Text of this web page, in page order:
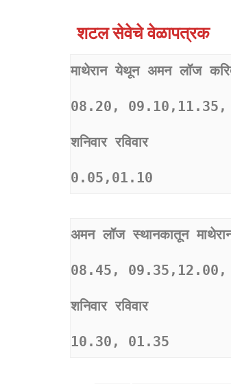
शटल सेवेचे वेळापत्रक
माथेरान येथून अमन लॉज
08.20,
शनिवार रविवार
0.05,01.10
अमन लॉज स्थानकातून
08.45,
शनिवार रविवार
10.30, 01.35